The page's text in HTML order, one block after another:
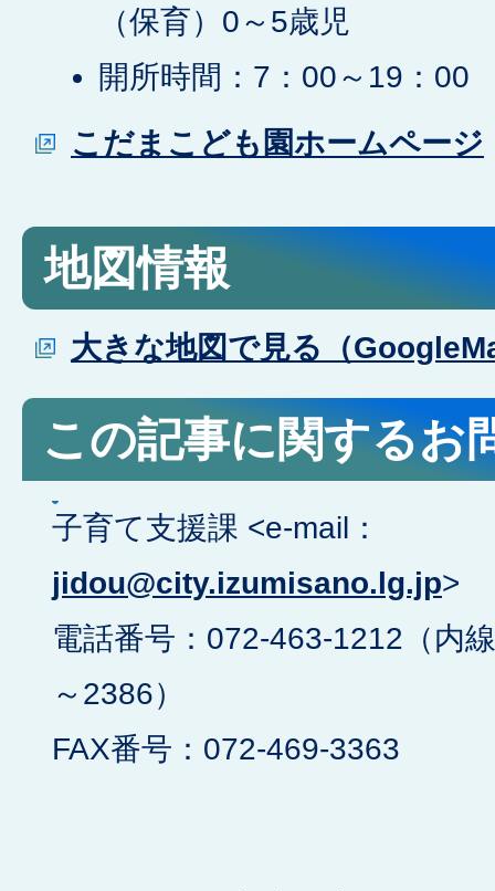
（保育）0～5歳児
開所時間：7：00～19：00
こだまこども園ホームページ
地図情報
大きな地図で見る（
この記事に関するお
子育て支援課 <e-mail：
jidou@city.izumisano.lg.jp>
電話番号：072-463-1212（内
～2386）
FAX番号：072-469-3363